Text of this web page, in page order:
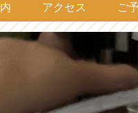
アクセス ご